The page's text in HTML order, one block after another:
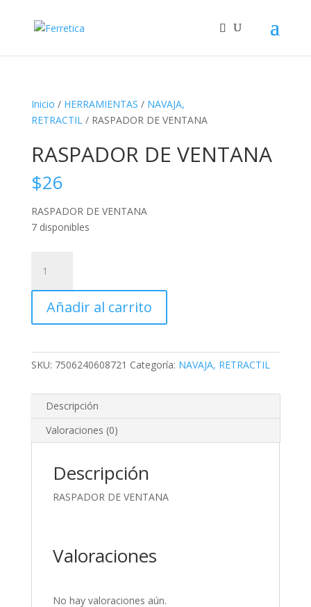
Inicio / HERRAMIENTAS / NAVAJA,
RETRACTIL/ RASPADOR DE VENTANA
RASPADOR DE VENTANA
$26
RASPADOR DE VENTANA
7 disponibles
VENTANA
cantidad
Añadir al carrito
SKU: 7506240608721 Categoría: NAVAJA, RETRACTIL
Descripción
Valoraciones (0)
Descripción
RASPADOR DE VENTANA
Valoraciones
No hay valoraciones aún.